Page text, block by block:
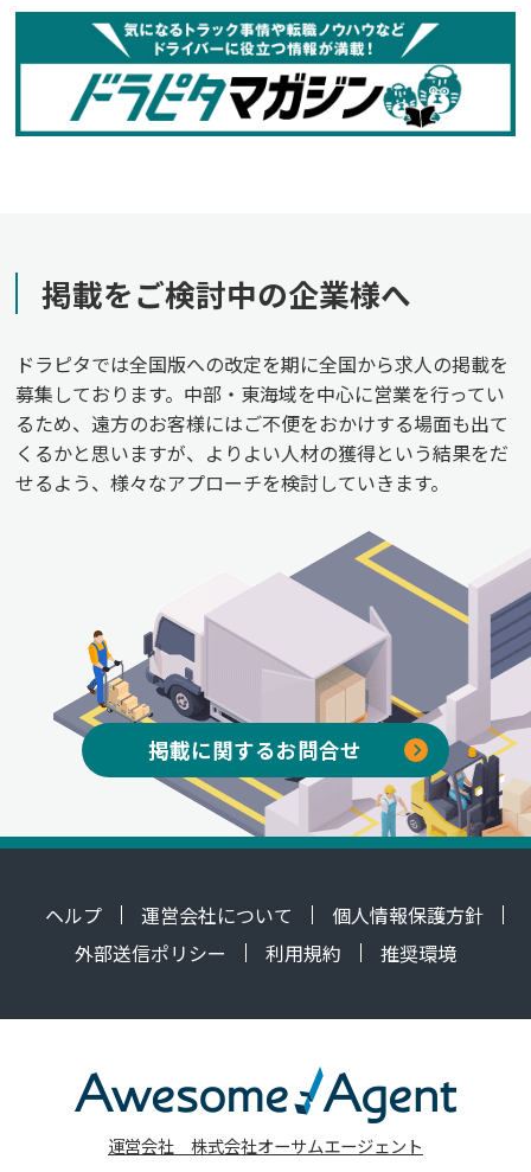
掲載をご検討中の企業様へ
ドラピタでは全国版への改定を期に全国から求人の掲載を
募集しております。中部・東海域を中心に営業を行ってい
るため、遠方のお客様にはご不便をおかけする場面も出て
くるかと思いますが、よりよい人材の獲得という結果をだ
せるよう、様々なアプローチを検討していきます。
掲載に関するお問合せ
ヘルプ 運営会社について
個人情報保護方針
外部送信ポリシー
利用規約 推奨環境
運営会社 株式会社オーサムエージェント